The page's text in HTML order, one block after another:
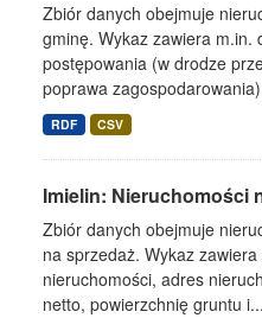
Zbiór danych obejmuje
gminę. Wykaz zawiera m.in.
postępowania (w drodze
poprawa
RDF CSV
Imielin: Nieruchomości
Zbiór danych obejmuje
na sprzedaż. Wykaz
nieruchomości, adres
netto, powierzchnię gruntu i...